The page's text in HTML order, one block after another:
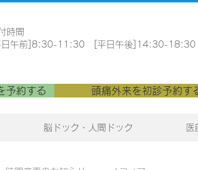
時間
日午前]8:30-11:30 [平日午後]14:30-
予約する 頭痛外来を初診予約す
脳ドック・人間ドック 医